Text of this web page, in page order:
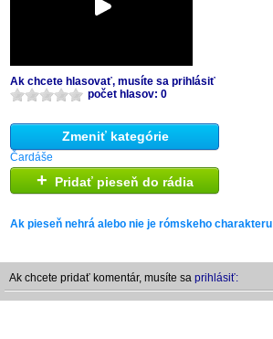
Ak chcete hlasovať, musíte sa prihlásiť
počet hlasov: 0
Zmeniť kategórie
Čardáše
+ Pridať pieseň do rádia
Ak pieseň nehrá alebo nie je rómskeho charakteru
Ak chcete pridať komentár, musíte sa prihlásiť: